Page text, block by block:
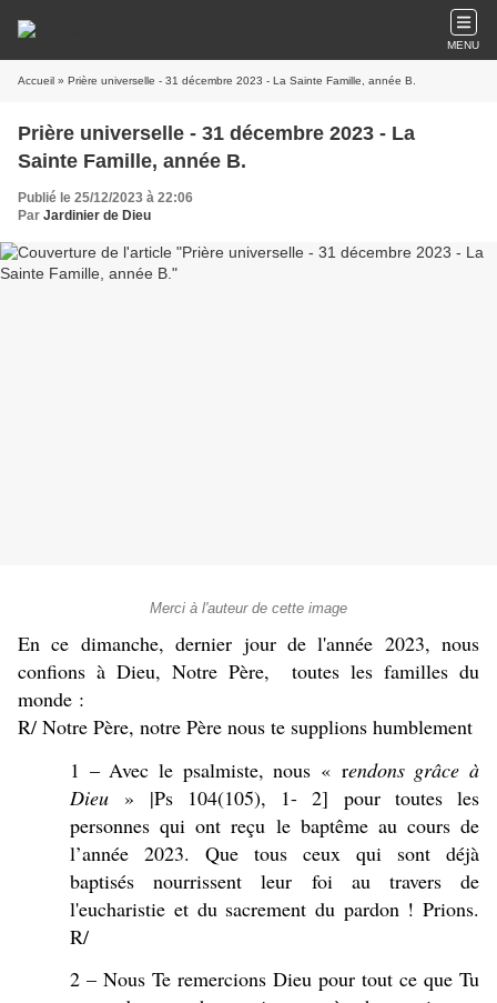
MENU
Accueil » Prière universelle - 31 décembre 2023 - La Sainte Famille, année B.
Prière universelle - 31 décembre 2023 - La
Sainte Famille, année B.
Publié le 25/12/2023 à 22:06
Par Jardinier de Dieu
Merci à l'auteur de cette image
En ce dimanche, dernier jour de l'année 2023, nous
confions à Dieu, Notre Père, toutes les familles du
monde :
R/ Notre Père, notre Père nous te supplions humblement
1 – Avec le psalmiste, nous « rendons grâce à
Dieu » |Ps 104(105), 1- 2] pour toutes les
personnes qui ont reçu le baptême au cours de
l’année 2023. Que tous ceux qui sont déjà
baptisés nourrissent leur foi au travers de
l'eucharistie et du sacrement du pardon ! Prions.
R/
2 – Nous Te remercions Dieu pour tout ce que Tu